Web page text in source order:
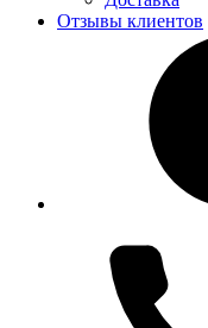
Отзывы клиентов